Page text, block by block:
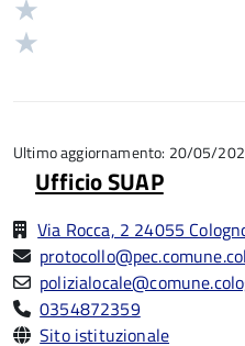
5
Ultimo aggiornamento: 20/05/
Ufficio SUAP
Via Rocca, 2 24055
0354872359
Sito istituzionale